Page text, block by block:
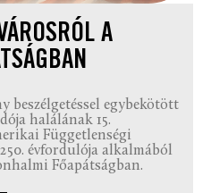
A
beszélgetéssel egybekötött
halálának 15.
Függetlenségi
évfordulója alkalmából
Főapátságban.